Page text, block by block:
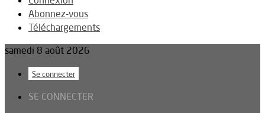
Abonnez-vous
Téléchargements
samedi 8 août 2026
Se connecter
SE CONNECTER